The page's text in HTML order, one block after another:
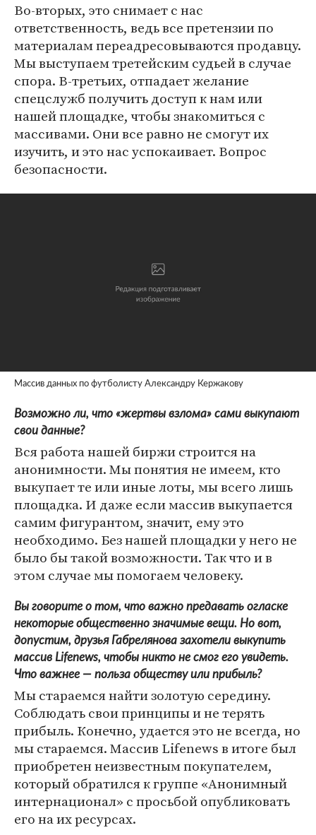
Во-вторых, это снимает с нас
ответственность, ведь все претензии по
материалам переадресовываются продавцу.
Мы выступаем третейским судьей в случае
спора. В-третьих, отпадает желание
спецслужб получить доступ к нам или
нашей площадке, чтобы знакомиться с
массивами. Они все равно не смогут их
изучить, и это нас успокаивает. Вопрос
безопасности.
Массив данных по футболисту Александру Кержакову
Возможно ли, что «жертвы взлома» сами выкупают
свои данные?
Вся работа нашей биржи строится на
анонимности. Мы понятия не имеем, кто
выкупает те или иные лоты, мы всего лишь
площадка. И даже если массив выкупается
самим фигурантом, значит, ему это
необходимо. Без нашей площадки у него не
было бы такой возможности. Так что и в
этом случае мы помогаем человеку.
Вы говорите о том, что важно предавать огласке
некоторые общественно значимые вещи. Но вот,
допустим, друзья Габрелянова захотели выкупить
массив Lifenews, чтобы никто не смог его увидеть.
Что важнее — польза обществу или прибыль?
Мы стараемся найти золотую середину.
Соблюдать свои принципы и не терять
прибыль. Конечно, удается это не всегда, но
мы стараемся. Массив Lifenews в итоге был
приобретен неизвестным покупателем,
который обратился к группе «Анонимный
интернационал» с просьбой опубликовать
его на их ресурсах.